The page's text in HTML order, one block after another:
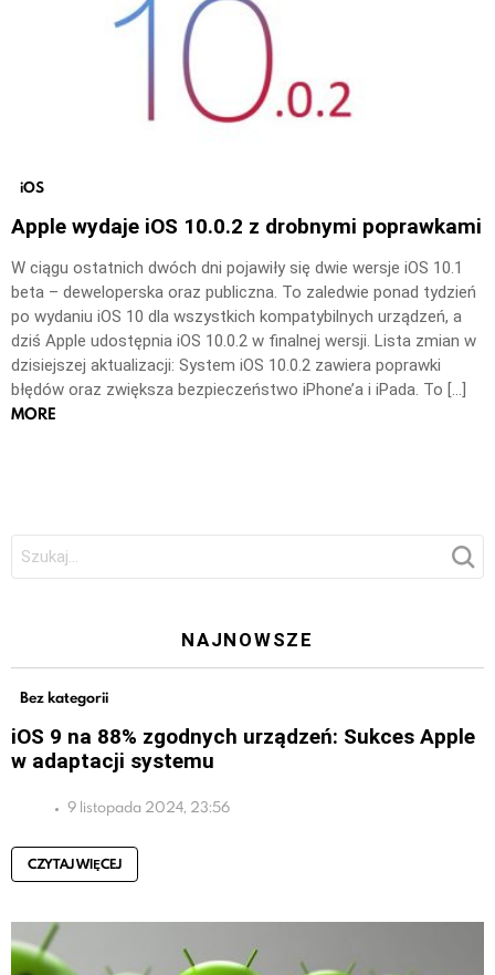
iOS
Apple wydaje iOS 10.0.2 z drobnymi poprawkami
W ciągu ostatnich dwóch dni pojawiły się dwie wersje iOS 10.1
beta – deweloperska oraz publiczna. To zaledwie ponad tydzień
po wydaniu iOS 10 dla wszystkich kompatybilnych urządzeń, a
dziś Apple udostępnia iOS 10.0.2 w finalnej wersji. Lista zmian w
dzisiejszej aktualizacji: System iOS 10.0.2 zawiera poprawki
błędów oraz zwiększa bezpieczeństwo iPhone’a i iPada. To […]
MORE
Szukaj:
NAJNOWSZE
Bez kategorii
iOS 9 na 88% zgodnych urządzeń: Sukces Apple
w adaptacji systemu
9 listopada 2024, 23:56
CZYTAJ WIĘCEJ